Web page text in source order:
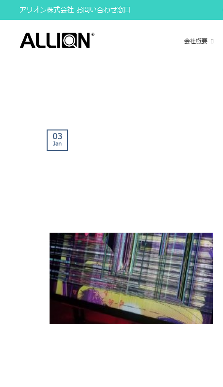
to
content
アリオン株式会社 お問い合わせ窓口
会社概要
03
Jan